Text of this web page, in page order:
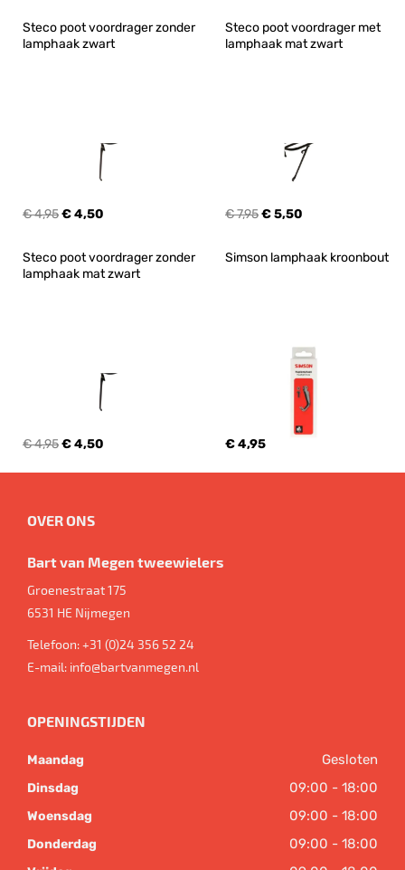
Steco poot voordrager zonder
lamphaak zwart
€ 4,95€ 4,50
Steco poot voordrager met
lamphaak mat zwart
€ 7,95€ 5,50
Steco poot voordrager zonder
lamphaak mat zwart
€ 4,95€ 4,50
Simson lamphaak kroonbout
€ 4,95
OVER ONS
Bart van Megen tweewielers
Groenestraat 175
6531 HE Nijmegen
Telefoon:+31 (0)24 356 52 24
E-mail: info@bartvanmegen.nl
OPENINGSTIJDEN
Maandag Gesloten
Dinsdag 09:00 - 18:00
Woensdag 09:00 - 18:00
Donderdag 09:00 - 18:00